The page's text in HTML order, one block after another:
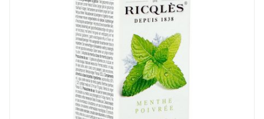
Dieetbeperkingen Glutenvrij, Suikervrij, Vegan
Kamertemperatuur (15°C -
25°C)